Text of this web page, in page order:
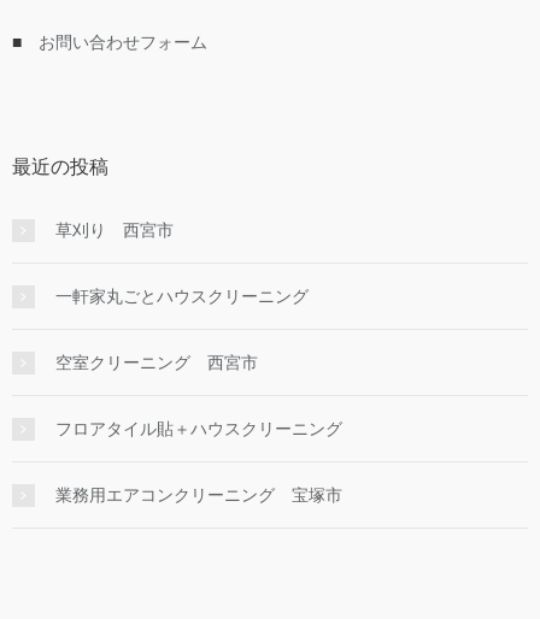
■ お問い合わせフォーム
最近の投稿
草刈り 西宮市
一軒家丸ごとハウスクリーニング
空室クリーニング 西宮市
フロアタイル貼＋ハウスクリーニング
業務用エアコンクリーニング 宝塚市